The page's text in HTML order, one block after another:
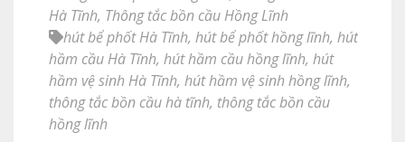
Hà Tĩnh, Thông tắc bồn cầu Hồng Lĩnh
hút bể phốt Hà Tĩnh, hút bể phốt hồng lĩnh, hút
hầm cầu Hà Tĩnh, hút hầm cầu hồng lĩnh, hút
hầm vệ sinh Hà Tĩnh, hút hầm vệ sinh hồng lĩnh,
thông tắc bồn cầu hà tĩnh, thông tắc bồn cầu
hồng lĩnh